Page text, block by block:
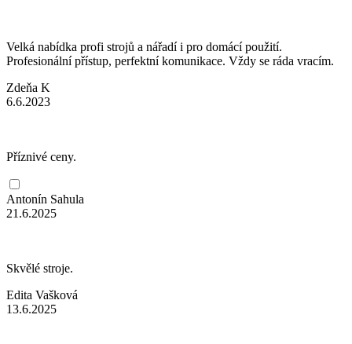
Velká nabídka profi strojů a nářadí i pro domácí použití.
Profesionální přístup, perfektní komunikace. Vždy se ráda vracím.
Zdeňa K
6.6.2023
Příznivé ceny.
Antonín Sahula
21.6.2025
Skvělé stroje.
Edita Vašková
13.6.2025